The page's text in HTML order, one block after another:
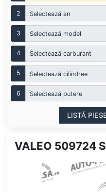
2 Selectează an
3 Selectează model
4 Selectează carburant
5 Selectează cilindree
6 Selectează putere
LISTĂ
VALEO 509724